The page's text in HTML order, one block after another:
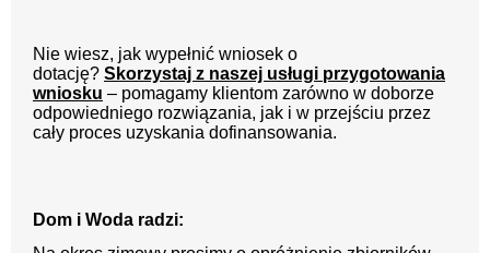
Nie wiesz, jak wypełnić wniosek o
dotację? Skorzystaj z naszej usługi przygotowania
wniosku – pomagamy klientom zarówno w doborze
odpowiedniego rozwiązania, jak i w przejściu przez
cały proces uzyskania dofinansowania.
Dom i Woda radzi: